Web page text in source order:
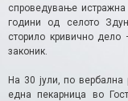
спроведување
години од селото
сторило кривично
законик.
На 30 јули, по вербална
една пекарница во